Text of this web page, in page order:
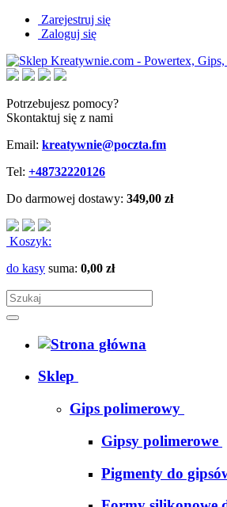
Zarejestruj się
Zaloguj się
Potrzebujesz pomocy?
Skontaktuj się z nami
Email: kreatywnie@poczta.fm
Tel: +48732220126
Do darmowej dostawy: 349,00 zł
Koszyk:
do kasy suma: 0,00 zł
Sklep
Gips polimerowy
Gipsy polimerowe
Pigmenty do